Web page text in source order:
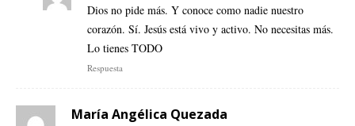
Dios no pide más. Y conoce como nadie nuestro
corazón. Sí. Jesús está vivo y activo. No necesitas más.
Lo tienes TODO
Respuesta
María Angélica Quezada